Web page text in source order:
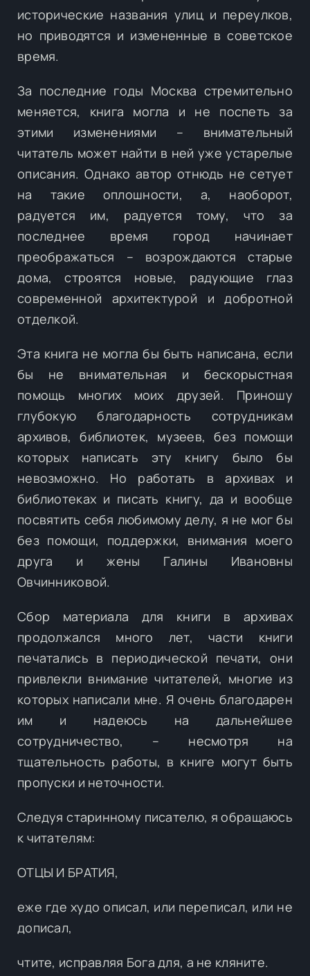
исторические названия улиц и переулков,
но приводятся и измененные в советское
время.
За последние годы Москва стремительно
меняется, книга могла и не поспеть за
этими изменениями – внимательный
читатель может найти в ней уже устарелые
описания. Однако автор отнюдь не сетует
на такие оплошности, а, наоборот,
радуется им, радуется тому, что за
последнее время город начинает
преображаться – возрождаются старые
дома, строятся новые, радующие глаз
современной архитектурой и добротной
отделкой.
Эта книга не могла бы быть написана, если
бы не внимательная и бескорыстная
помощь многих моих друзей. Приношу
глубокую благодарность сотрудникам
архивов, библиотек, музеев, без помощи
которых написать эту книгу было бы
невозможно. Но работать в архивах и
библиотеках и писать книгу, да и вообще
посвятить себя любимому делу, я не мог бы
без помощи, поддержки, внимания моего
друга и жены Галины Ивановны
Овчинниковой.
Сбор материала для книги в архивах
продолжался много лет, части книги
печатались в периодической печати, они
привлекли внимание читателей, многие из
которых написали мне. Я очень благодарен
им и надеюсь на дальнейшее
сотрудничество, – несмотря на
тщательность работы, в книге могут быть
пропуски и неточности.
Следуя старинному писателю, я обращаюсь
к читателям:
ОТЦЫ И БРАТИЯ,
еже где худо описал, или переписал, или не
дописал,
чтите, исправляя Бога для, а не кляните.